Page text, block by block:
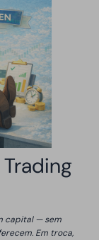
capital — sem
Em troca,